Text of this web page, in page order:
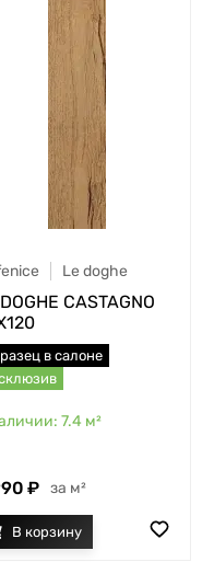
Le doghe
CASTAGNO
в салоне
7.4 м²
м²